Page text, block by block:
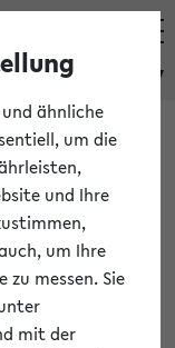
eKVV
für Ihre Sitzung
die weiteren
ähnliche
um die
und Ihre
um Ihre
messen. Sie
mit der